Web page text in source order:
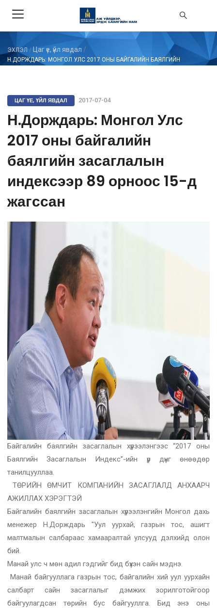
ЭХЛЭЛ / Цаг үе, үйл явдал /
Н.ДОРЖДАРЬ: МОНГОЛ УЛС 2017 ОНЫ БАЙГАЛИЙН БАЯЛГИЙН
ЦАГ ҮЕ, ҮЙЛ ЯВДАЛ 2017-07-04
Н.Дорждарь: Монгол Улс
2017 оны байгалийн
баялгийн засаглалын
индексээр 89 орноос 15-д
жагссан
Байгалийн баялгийн засаглалын хүрээлэнгээс “2017 оны
Баялгийн Засаглалын Индекс”-ийн үр дүнг өнөөдөр
танилцууллаа.
ТӨРИЙН ӨМЧИТ КОМПАНИЙН ЗАСАГЛАЛД АНХААРЧ
АЖИЛЛАХ ХЭРЭГТЭЙ
Байгалийн баялгийн засаглалын хүрээлэнгийн Монгол дахь
менежер Н.Дорждарь "Уул уурхай, газрын тос, ашигт
малтмалын салбараас хамааралтай улсууд дэлхийд олон
бий.
Манай улс ч мөн адил гэдгийг бид бүхэн сайн мэднэ.
Манай байгууллага газрын тос, байгалийн хий уул уурхайн
салбарт сайн засаглалыг дэмжих зорилготойгоор
байгуулагдсан төрийн бус байгууллга. Бид энэ оны